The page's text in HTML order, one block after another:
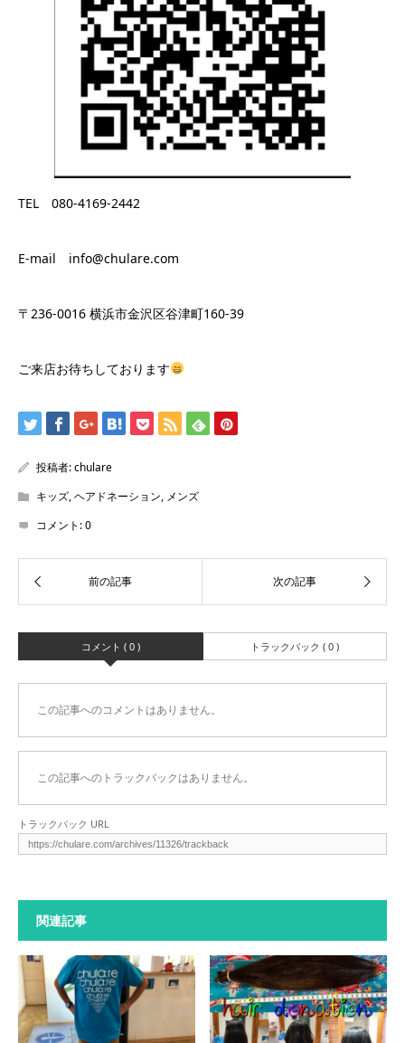
TEL 080-4169-2442
E-mail info@chulare.com
〒236-0016 横浜市金沢区谷津町160-39
ご来店お待ちしております
投稿者:chulare
キッズ,ヘアドネーション, メンズ
コメント:0
コメント ( 0 ) トラックバック ( 0 )
この記事へのコメントはありません。
この記事へのトラックバックはありません。
トラックバック URL
関連記事